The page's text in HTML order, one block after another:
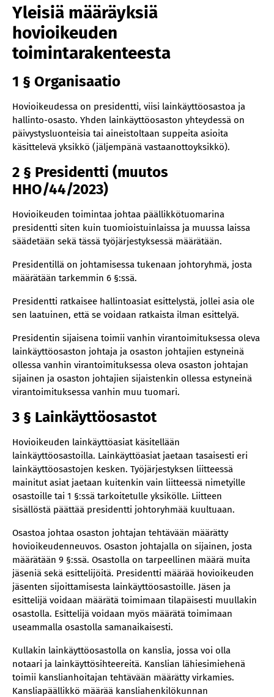
8 § Lainkäyttöosaston johtaja
9 § Osaston johtajan sijainen (muutokset PPL nro
57/2020, HHO/2003/2024)
10 § Vastaanottoyksikön vastuutuomari (muutos
HHO/2003/2024)
11 § Istuntosuunnitelma
Kansliapäällikkö
12 § Kansliapäällikön tehtävät
13 § Kansliapäällikön päätettäväksi siirretyt asiat
14 § Kansliapäällikön sijainen (muutos PPL nro
57/2020)
Hovioikeuden esittelijä ja käräjänotaari
15 § Hovioikeuden esittelijän tehtävät ja asema
16 § Käräjänotaari esittelijänä (muutos
HHO/824/2026)
17 § Käräjänotaarin ohjaaminen ja
18 § Lainkäyttöosaston virkamies esittelijänä
19 § Kanslian virkojen kelpoisuusehdot (muutokset
PPL nro 47/2018, HHO/2264/2025)
20 § Henkilökunnan kehitys- ja
suoritusarviointikeskustelut (muutos
21 § Tiedottaminen henkilöstölle
22 § Osastokokoukset
23 § Työskentely työpaikalla
24 § Koulutus (muutos PPL nro 57/2020)
25 § Osallistuminen yhteisiin tilaisuuksiin
26 § Yhteistoimintaa koskeva viittaus
Asioiden jakamista ja kokoonpanoa koskevia
määräyksiä
27 § Yleisiä määräyksiä
28 § Asioiden jakaminen kirjaamosta
29 § Asioiden jakaminen osastolla valmistelusta
vastaavalle jäsenelle
31 § Kokoonpano erityisluonteisissa asioissa
32 § Asian jakaminen uudelleen jatkokäsittelyluvan
myöntämisen jälkeen (muutos PPL nro 57/2020)
Yleisiä määräyksiä
hovioikeuden
toimintarakenteesta
1 § Organisaatio
Hovioikeudessa on presidentti, viisi lainkäyttöosastoa ja
hallinto-osasto. Yhden lainkäyttöosaston yhteydessä on
päivystysluonteisia tai aineistoltaan suppeita asioita
käsittelevä yksikkö (jäljempänä vastaanottoyksikkö).
2 § Presidentti (muutos
HHO/44/2023)
Hovioikeuden toimintaa johtaa päällikkötuomarina
presidentti siten kuin tuomioistuinlaissa ja muussa laissa
säädetään sekä tässä työjärjestyksessä määrätään.
Presidentillä on johtamisessa tukenaan johtoryhmä, josta
määrätään tarkemmin 6 §:ssä.
Presidentti ratkaisee hallintoasiat esittelystä, jollei asia ole
sen laatuinen, että se voidaan ratkaista ilman esittelyä.
Presidentin sijaisena toimii vanhin virantoimituksessa oleva
lainkäyttöosaston johtaja ja osaston johtajien estyneinä
ollessa vanhin virantoimituksessa oleva osaston johtajan
sijainen ja osaston johtajien sijaistenkin ollessa estyneinä
virantoimituksessa vanhin muu tuomari.
3 § Lainkäyttöosastot
Hovioikeuden lainkäyttöasiat käsitellään
lainkäyttöosastoilla. Lainkäyttöasiat jaetaan tasaisesti eri
lainkäyttöosastojen kesken. Työjärjestyksen liitteessä
mainitut asiat jaetaan kuitenkin vain liitteessä nimetyille
osastoille tai 1 §:ssä tarkoitetulle yksikölle. Liitteen
sisällöstä päättää presidentti johtoryhmää kuultuaan.
Osastoa johtaa osaston johtajan tehtävään määrätty
hovioikeudenneuvos. Osaston johtajalla on sijainen, josta
määrätään 9 §:ssä. Osastolla on tarpeellinen määrä muita
jäseniä sekä esittelijöitä. Presidentti määrää hovioikeuden
jäsenten sijoittamisesta lainkäyttöosastoille. Jäsen ja
esittelijä voidaan määrätä toimimaan tilapäisesti muullakin
osastolla. Esittelijä voidaan myös määrätä toimimaan
useammalla osastolla samanaikaisesti.
Kullakin lainkäyttöosastolla on kanslia, jossa voi olla
notaari ja lainkäyttösihteereitä. Kanslian lähiesimiehenä
toimii kanslianhoitajan tehtävään määrätty virkamies.
Kansliapäällikkö määrää kansliahenkilökunnan